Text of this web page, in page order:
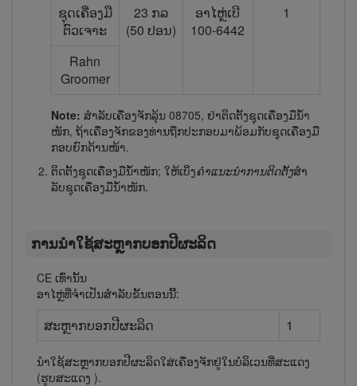
ຊຸດ​ເຄື່ອງ​ມື​
ຕົວ​ເຈາະ
23 ກ​ລ
(50 ປອນ)
ອາ​ໄຫຼ່​ເບີ
100-6442
1
Rahn
Groomer
Note: ສຳ​ລັບ​ເຄື່ອງ​ຈັກ​ລຸ້ນ 08705, ຢ່າ​ຕິດ​ຕັ້ງ​ຊຸດ​ເຄື່ອງ​ມື​ນ້ຳ​
ໜັກ, ຖ້າ​ເຄື່ອງ​ຈັກ​ຂອງ​ທ່ານ​ຖືກ​ປະ​ກອບ​ມາ​ພ້ອມ​ກັບ​ຊຸດ​ເຄື່ອງ​ມື​
ກອບ​ຍົກ​ດ້ານ​ໜ້າ.
ຕິດ​ຕັ້ງ​ຊຸດ​ເຄື່ອງ​ມື​ນ້ຳ​ໜັກ; ໃຫ້​ເບິ່ງຄຳ​ແນະ​ນຳ​ການ​ຕິດ​ຕັ້ງສຳ​
ລັບ​ຊຸດ​ເຄື່ອງ​ມື​ນ້ຳ​ໜັກ.
ການ​ນຳ​ໃຊ້​ສະ​ຫຼາກບອກປີຜະລິດ
CE ເທົ່າ​ນັ້ນ
ອາໄຫຼ່ທີ່ຈຳເປັນສຳລັບຂັ້ນຕອນນີ້:
ສະ​ຫຼາກບອກປີຜະລິດ 1
ນຳ​ໃຊ້​ສະ​ຫຼາກບອກ​ປີ​ຜະ​ລິດ​ໃສ່​ເຄື່ອງ​ຈັກ​ຢູ່​ໃນ​ບໍ​ລິ​ເວນ​ທີ່​ສະ​ແດງ
(ຮູບສະແດງ ).